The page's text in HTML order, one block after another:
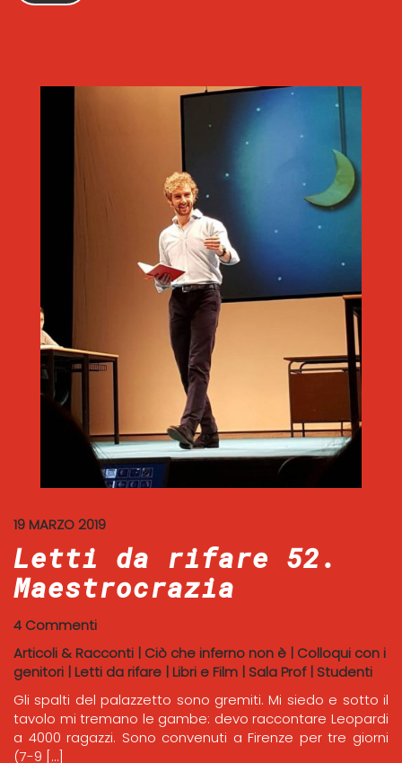
19 MARZO 2019
Letti da rifare 52.
Maestrocrazia
4 Commenti
Articoli & Racconti | Ciò che inferno non è | Colloqui con i
genitori | Letti da rifare | Libri e Film | Sala Prof| Studenti
Gli spalti del palazzetto sono gremiti. Mi siedo e sotto il
tavolo mi tremano le gambe: devo raccontare Leopardi
a 4000 ragazzi. Sono convenuti a Firenze per tre giorni
(7-9 […]